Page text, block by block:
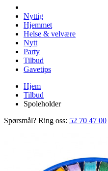
Nyttig
Hjemmet
Helse & velvære
Nytt
Party
Tilbud
Gavetips
Hjem
Tilbud
Spoleholder
Spørsmål? Ring oss: 52 70 47 00